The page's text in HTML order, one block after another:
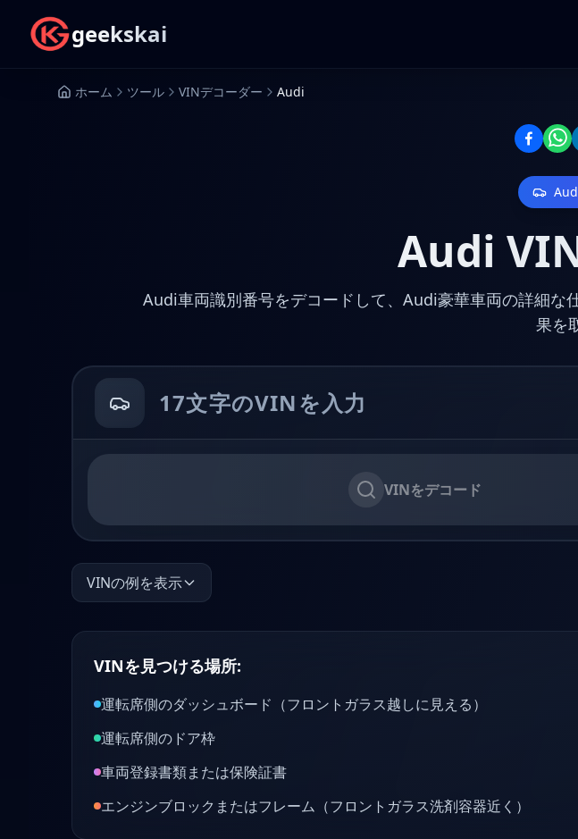
geekskai
ホーム ツール VINデコーダー Audi
Audi
Audi車両識別番号をデコードして、Audi豪華車両の詳細な
果を
VINをデコード
VINの例を表示
VINを見つける場所:
運転席側のダッシュボード（フロントガラス越しに見える）
運転席側のドア枠
車両登録書類または保険証書
エンジンブロックまたはフレーム（フロントガラス洗剤容器近く）